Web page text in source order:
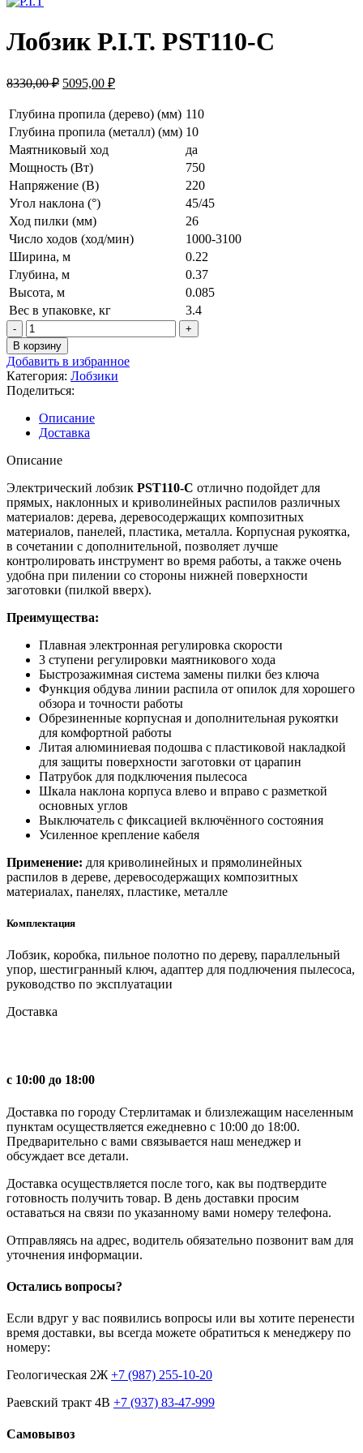
Лобзик P.I.T. PST110-C
8330,00₽ Первоначальная
составляла
8330,00 ₽.
5095,00 ₽Текущая
5095,00 ₽.
Глубина пропила (дерево) (мм) 110
Глубина пропила (металл) (мм) 10
Маятниковый ход
да
Мощность (Вт)
750
Напряжение (В)
220
Угол наклона (°)
45/45
Ход пилки (мм)
26
Число ходов (ход/мин)
1000-3100
Ширина, м
0.22
Глубина, м
0.37
Высота, м
0.085
Вес в упаковке, кг
3.4
Количество
товара
Лобзик
P.I.T.
PST110-
C
В корзину
Добавить в избранное
Категория: Лобзики
Поделиться:
Описание
Доставка
Описание
Электрический лобзик PST110-C отлично подойдет для
прямых, наклонных и криволинейных распилов различных
материалов: дерева, деревосодержащих композитных
материалов, панелей, пластика, металла. Корпусная рукоятка,
в сочетании с дополнительной, позволяет лучше
контролировать инструмент во время работы, а также очень
удобна при пилении со стороны нижней поверхности
заготовки (пилкой вверх).
Преимущества:
Плавная электронная регулировка скорости
3 ступени регулировки маятникового хода
Быстрозажимная система замены пилки без ключа
Функция обдува линии распила от опилок для хорошего
обзора и точности работы
Обрезиненные корпусная и дополнительная рукоятки
для комфортной работы
Литая алюминиевая подошва с пластиковой накладкой
для защиты поверхности заготовки от царапин
Патрубок для подключения пылесоса
Шкала наклона корпуса влево и вправо с разметкой
основных углов
Выключатель с фиксацией включённого состояния
Усиленное крепление кабеля
Применение: для криволинейных и прямолинейных
распилов в дереве, деревосодержащих композитных
материалах, панелях, пластике, металле
Комплектация
Лобзик, коробка, пильное полотно по дереву, параллельный
упор, шестигранный ключ, адаптер для подлючения пылесоса,
руководство по эксплуатации
Доставка
с 10:00 до 18:00
Доставка по городу Стерлитамак и близлежащим населенным
пунктам осуществляется ежедневно с 10:00 до 18:00.
Предварительно с вами связывается наш менеджер и
обсуждает все детали.
Доставка осуществляется после того, как вы подтвердите
готовность получить товар. В день доставки просим
оставаться на связи по указанному вами номеру телефона.
Отправляясь на адрес, водитель обязательно позвонит вам для
уточнения информации.
Остались вопросы?
Если вдруг у вас появились вопросы или вы хотите перенести
время доставки, вы всегда можете обратиться к менеджеру по
номеру:
Геологическая 2Ж +7 (987) 255-10-20
Раевский тракт 4В +7 (937) 83-47-999
Самовывоз